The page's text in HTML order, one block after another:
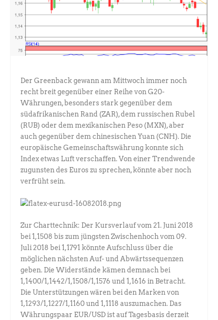
Der Greenback gewann am Mittwoch immer noch
recht breit gegenüber einer Reihe von G20-
Währungen, besonders stark gegenüber dem
südafrikanischen Rand (ZAR), dem russischen Rubel
(RUB) oder dem mexikanischen Peso (MXN), aber
auch gegenüber dem chinesischen Yuan (CNH). Die
europäische Gemeinschaftswährung konnte sich
Index etwas Luft verschaffen. Von einer Trendwende
zugunsten des Euros zu sprechen, könnte aber noch
verfrüht sein.
Zur Charttechnik: Der Kursverlauf vom 21. Juni 2018
bei 1,1508 bis zum jüngsten Zwischenhoch vom 09.
Juli 2018 bei 1,1791 könnte Aufschluss über die
möglichen nächsten Auf- und Abwärtssequenzen
geben. Die Widerstände kämen demnach bei
1,1400/1,1442/1,1508/1,1576 und 1,1616 in Betracht.
Die Unterstützungen wären bei den Marken von
1,1293/1,1227/1,1160 und 1,1118 auszumachen. Das
Währungspaar EUR/USD ist auf Tagesbasis derzeit